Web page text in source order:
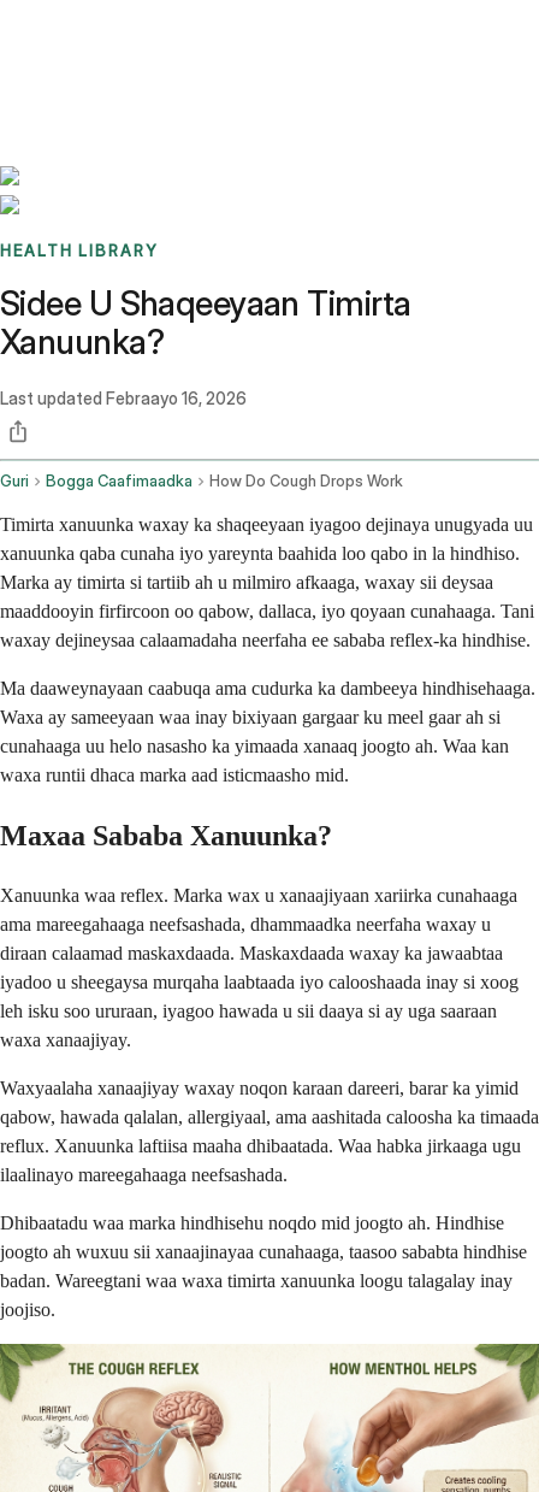
HEALTH LIBRARY
Sidee U Shaqeeyaan Timirta
Xanuunka?
Last updated Febraayo 16, 2026
Guri Bogga Caafimaadka How Do Cough Drops Work
Timirta xanuunka waxay ka shaqeeyaan iyagoo dejinaya unugyada uu
xanuunka qaba cunaha iyo yareynta baahida loo qabo in la hindhiso.
Marka ay timirta si tartiib ah u milmiro afkaaga, waxay sii deysaa
maaddooyin firfircoon oo qabow, dallaca, iyo qoyaan cunahaaga. Tani
waxay dejineysaa calaamadaha neerfaha ee sababa reflex-ka hindhise.
Ma daaweynayaan caabuqa ama cudurka ka dambeeya hindhisehaaga.
Waxa ay sameeyaan waa inay bixiyaan gargaar ku meel gaar ah si
cunahaaga uu helo nasasho ka yimaada xanaaq joogto ah. Waa kan
waxa runtii dhaca marka aad isticmaasho mid.
Maxaa Sababa Xanuunka?
Xanuunka waa reflex. Marka wax u xanaajiyaan xariirka cunahaaga
ama mareegahaaga neefsashada, dhammaadka neerfaha waxay u
diraan calaamad maskaxdaada. Maskaxdaada waxay ka jawaabtaa
iyadoo u sheegaysa murqaha laabtaada iyo calooshaada inay si xoog
leh isku soo ururaan, iyagoo hawada u sii daaya si ay uga saaraan
waxa xanaajiyay.
Waxyaalaha xanaajiyay waxay noqon karaan dareeri, barar ka yimid
qabow, hawada qalalan, allergiyaal, ama aashitada caloosha ka timaada
reflux. Xanuunka laftiisa maaha dhibaatada. Waa habka jirkaaga ugu
ilaalinayo mareegahaaga neefsashada.
Dhibaatadu waa marka hindhisehu noqdo mid joogto ah. Hindhise
joogto ah wuxuu sii xanaajinayaa cunahaaga, taasoo sababta hindhise
badan. Wareegtani waa waxa timirta xanuunka loogu talagalay inay
joojiso.